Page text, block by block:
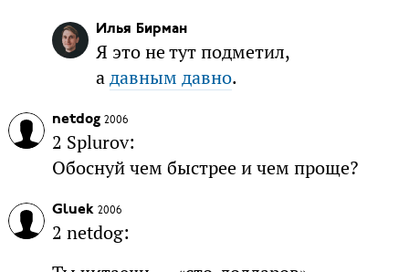
Илья Бирман
Я это не тут подметил,
адавным давно.
netdog 2006
2 Splurov:
Обоснуй чем быстрее и чем проще?
Gluek 2006
2 netdog: